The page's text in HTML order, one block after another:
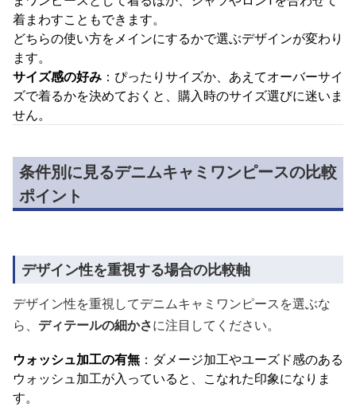
着まわすこともできます。
どちらの使い方をメインにするかで選ぶデザインが変わり
ます。
サイズ感の好み ：ぴったりサイズか、あえてオーバーサイ
ズで着るかを決めておくと、購入時のサイズ選びに迷いま
せん。
条件別に見るデニムキャミワンピースの比較
ポイント
デザイン性を重視する場合の比較軸
デザイン性を重視してデニムキャミワンピースを選ぶな
ら、 ディテールの細かさに注目してください。
ウォッシュ加工の有無 ：ダメージ加工やユーズド感のある
ウォッシュ加工が入っていると、こなれた印象になりま
す。